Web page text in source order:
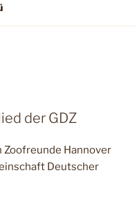
der GDZ
Hannover
Deutscher